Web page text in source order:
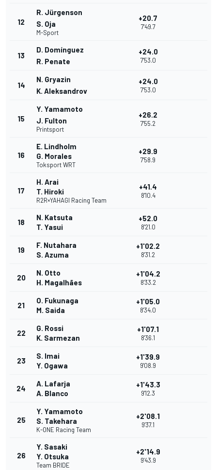
12
R. Jürgenson
S. Oja
M-Sport
+20.7
7'49.7
13
D. Domínguez
R. Penate
+24.0
7'53.0
14
N. Gryazin
K. Aleksandrov
+24.0
7'53.0
15
Y. Yamamoto
J. Fulton
Printsport
+26.2
7'55.2
16
E. Lindholm
G. Morales
Toksport WRT
+29.9
7'58.9
17
H. Arai
T. Hiroki
R2R×YAHAGI Racing Team
+41.4
8'10.4
18
N. Katsuta
T. Yasui
+52.0
8'21.0
19
F. Nutahara
S. Azuma
+1'02.2
8'31.2
20
N. Otto
H. Magalhães
+1'04.2
8'33.2
21
O. Fukunaga
M. Saida
+1'05.0
8'34.0
22
G. Rossi
K. Sarmezan
+1'07.1
8'36.1
23
S. Imai
Y. Ogawa
+1'39.9
9'08.9
24
A. Lafarja
A. Blanco
+1'43.3
9'12.3
25
Y. Yamamoto
S. Takehara
K-ONE Racing Team
+2'08.1
9'37.1
26
Y. Sasaki
Y. Otsuka
Team BRIDE
+2'14.9
9'43.9